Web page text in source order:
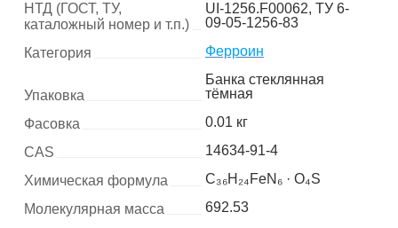
НТД (ГОСТ, ТУ,
каталожный номер и т.п.)
UI-1256.F00062, ТУ 6-
09-05-1256-83
Категория
Ферроин
Упаковка
Банка стеклянная
тёмная
Фасовка
0.01 кг
CAS
14634-91-4
Химическая формула
C₃₆H₂₄FeN₆ · O₄S
Молекулярная масса
692.53